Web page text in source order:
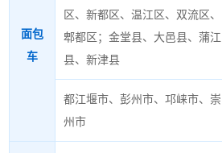
面包
车
区、新都区、温江区、双流区、
郫都区；金堂县、大邑县、蒲江
县、新津县
都江堰市、彭州市、邛崃市、崇
州市